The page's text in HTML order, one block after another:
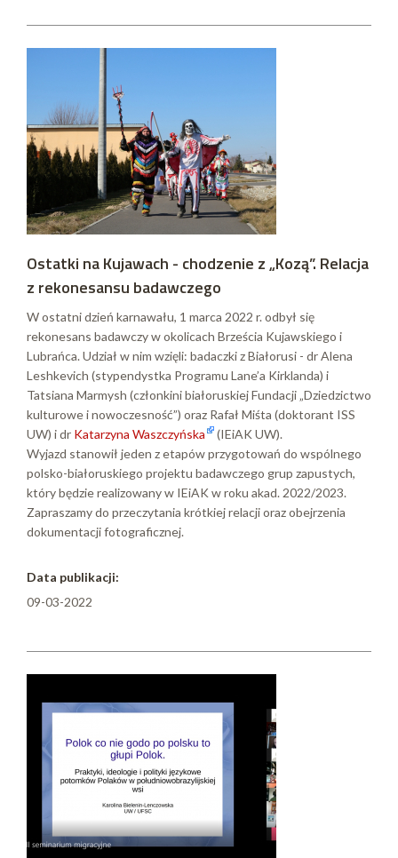
Ostatki na Kujawach - chodzenie z „Kozą”. Relacja
z rekonesansu badawczego
W ostatni dzień karnawału, 1 marca 2022 r. odbył się
rekonesans badawczy w okolicach Brześcia Kujawskiego i
Lubrańca. Udział w nim wzięli: badaczki z Białorusi - dr Alena
Leshkevich (stypendystka Programu Lane’a Kirklanda) i
Tatsiana Marmysh (członkini białoruskiej Fundacji „Dziedzictwo
kulturowe i nowoczesność”) oraz Rafał Miśta (doktorant ISS
UW) i dr Katarzyna Waszczyńska
(IEiAK UW).
Wyjazd stanowił jeden z etapów przygotowań do wspólnego
polsko-białoruskiego projektu badawczego grup zapustych,
który będzie realizowany w IEiAK w roku akad. 2022/2023.
Zapraszamy do przeczytania krótkiej relacji oraz obejrzenia
dokumentacji fotograficznej.
Data publikacji:
09-03-2022